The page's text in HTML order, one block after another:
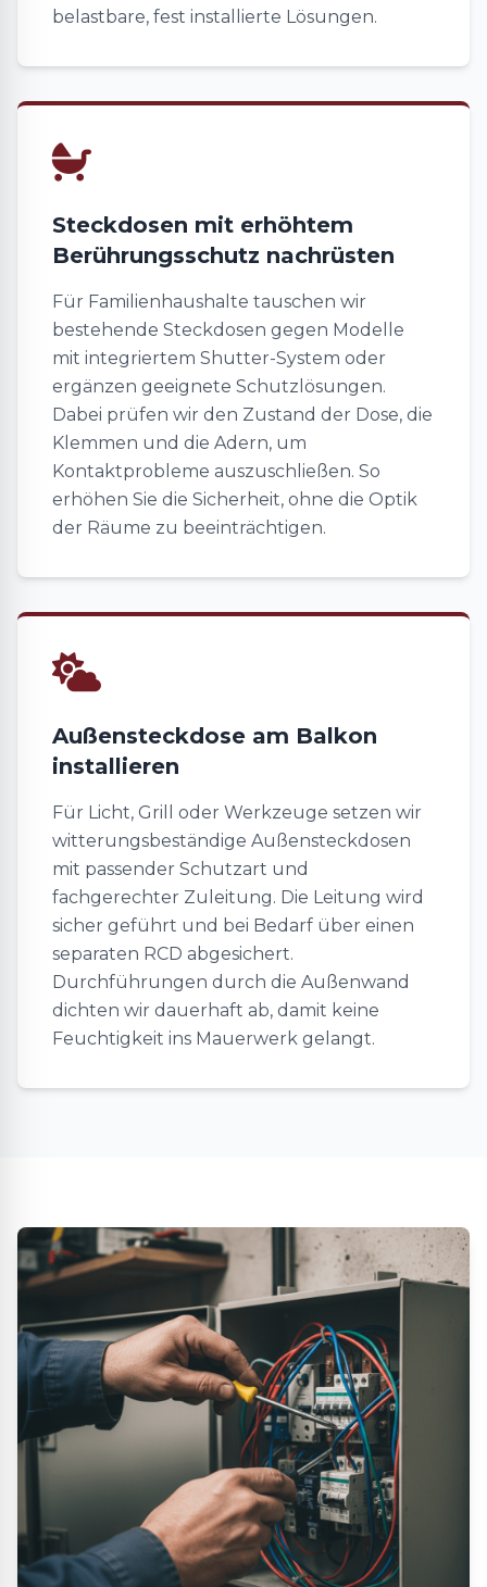
belastbare, fest installierte Lösungen.
Steckdosen mit erhöhtem
Berührungsschutz nachrüsten
Für Familienhaushalte tauschen wir
bestehende Steckdosen gegen Modelle
mit integriertem Shutter-System oder
ergänzen geeignete Schutzlösungen.
Dabei prüfen wir den Zustand der Dose, die
Klemmen und die Adern, um
Kontaktprobleme auszuschließen. So
erhöhen Sie die Sicherheit, ohne die Optik
der Räume zu beeinträchtigen.
Außensteckdose am Balkon
installieren
Für Licht, Grill oder Werkzeuge setzen wir
witterungsbeständige Außensteckdosen
mit passender Schutzart und
fachgerechter Zuleitung. Die Leitung wird
sicher geführt und bei Bedarf über einen
separaten RCD abgesichert.
Durchführungen durch die Außenwand
dichten wir dauerhaft ab, damit keine
Feuchtigkeit ins Mauerwerk gelangt.